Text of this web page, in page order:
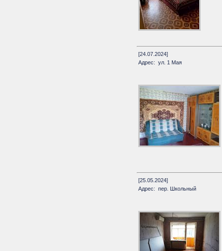
[24.07.2024]
Адрес: ул. 1 Мая
[25.05.2024]
Адрес: пер. Школьный